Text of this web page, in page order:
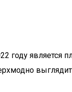
является